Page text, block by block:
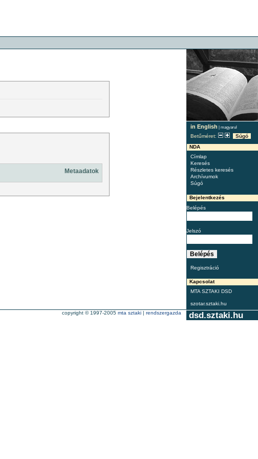
in English | magyarul
Betűméret:
Súgó
NDA
Címlap
Keresés
Részletes keresés
Archívumok
Súgó
Bejelentkezés
Belépés
Jelszó
Regisztráció
Kapcsolat
MTA SZTAKI DSD
szotar.sztaki.hu
Metaadatok
dsd.sztaki.hu
copyright © 1997-2005 mta sztaki | rendszergazda